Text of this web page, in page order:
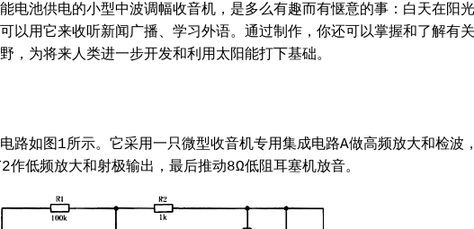
池供电的小型中波调幅收音机，是多么有趣而有惬意的事：白天在阳光
以用它来收听新闻广播、学习外语。通过制作，你还可以掌握和了解有
，为将来人类进一步开发和利用太阳能打下基础。
如图1所示。它采用一只微型收音机专用集成电路A做高频放大和检波
作低频放大和射极输出，最后推动8Ω低阻耳塞机放音。